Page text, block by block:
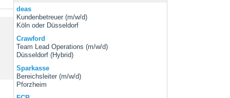
deas
Kundenbetreuer (m/w/d)
Köln oder Düsseldorf
Crawford
Team Lead Operations (m/w/d)
Düsseldorf (Hybrid)
Sparkasse
Bereichsleiter (m/w/d)
Pforzheim